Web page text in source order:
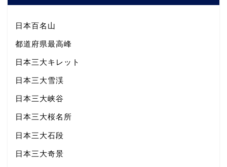
日本百名山
都道府県最高峰
日本三大キレット
日本三大雪渓
日本三大峡谷
日本三大桜名所
日本三大石段
日本三大奇景